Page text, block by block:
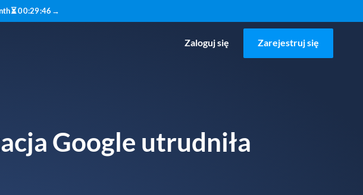
⏳00:29:46 →
Zaloguj się Zarejestruj się
Google utrudniła